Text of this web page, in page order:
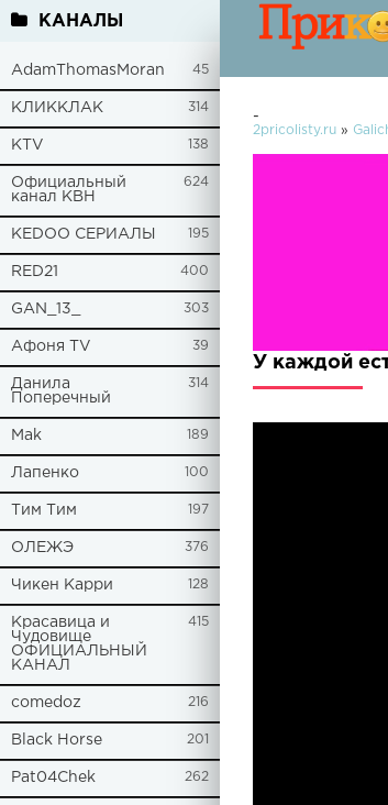
КАНАЛЫ
AdamThomasMoran 45
КЛИККЛАК 314
KTV 138
Официальный
канал КВН
624
KEDOO СЕРИАЛЫ 195
RED21 400
GAN_13_ 303
Афоня TV 39
Данила
Поперечный
314
Mak 189
Лапенко 100
Tим Тим 197
ОЛЕЖЭ 376
Чикен Карри 128
Красавица и
Чудовище
ОФИЦИАЛЬНЫЙ
КАНАЛ
415
comedoz 216
Black Horse 201
Pat04Chek 262
-
2pricolisty.ru »
У каждой